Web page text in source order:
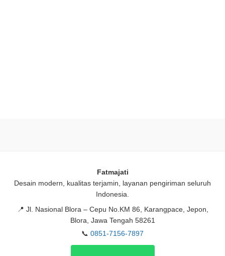
Fatmajati
Desain modern, kualitas terjamin, layanan pengiriman seluruh
Indonesia.
📍 Jl. Nasional Blora – Cepu No.KM 86, Karangpace, Jepon,
Blora, Jawa Tengah 58261
📞 0851-7156-7897